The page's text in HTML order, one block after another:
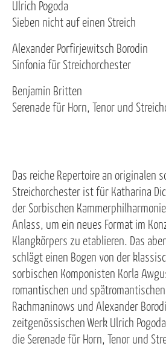
Ulrich Pogoda
Sieben nicht auf einen Streich
Alexander Porfirjewitsch Borodin
Sinfonia für Streichorchester
Benjamin Britten
Serenade für Horn, Tenor und
Das reiche Repertoire an originalen
Streichorchester ist für Katharina
der Sorbischen
Anlass, um ein neues Format im
Klangkörpers zu etablieren. Das
schlägt einen Bogen von der
sorbischen Komponisten Korla
romantischen und
Rachmaninows und Alexander
zeitgenössischen Werk Ulrich
die Serenade für Horn, Tenor und